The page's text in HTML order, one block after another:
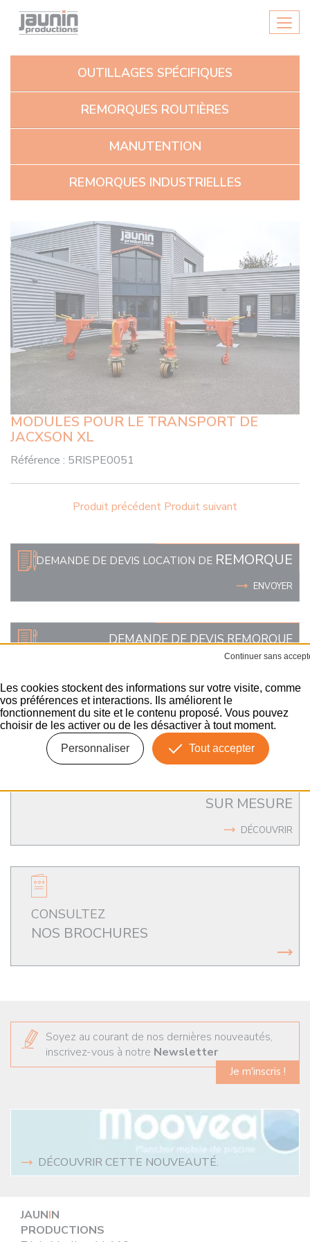
Menu
OUTILLAGES SPÉCIFIQUES
REMORQUES ROUTIÈRES
MANUTENTION
REMORQUES INDUSTRIELLES
MODULES POUR LE TRANSPORT DE
JACXSON XL
Référence : 5RISPE0051
Produit précédent Produit suivant
DEMANDE DE DEVIS LOCATION DE REMORQUE
ENVOYER
DEMANDE DE DEVIS REMORQUE
INDUSTRIELLE
SUR MESURE
DÉCOUVRIR
CONSULTEZ
NOS BROCHURES
Soyez au courant de nos dernières nouveautés,
inscrivez-vous à notre Newsletter
Je m'inscris !
DÉCOUVRIR CETTE NOUVEAUTÉ.
JAUNIN
PRODUCTIONS
Les cookies stockent des informations sur votre visite, comme
vos préférences et interactions. Ils améliorent le
fonctionnement du site et le contenu proposé. Vous pouvez
choisir de les activer ou de les désactiver à tout moment.
Tout accepter
Personnaliser